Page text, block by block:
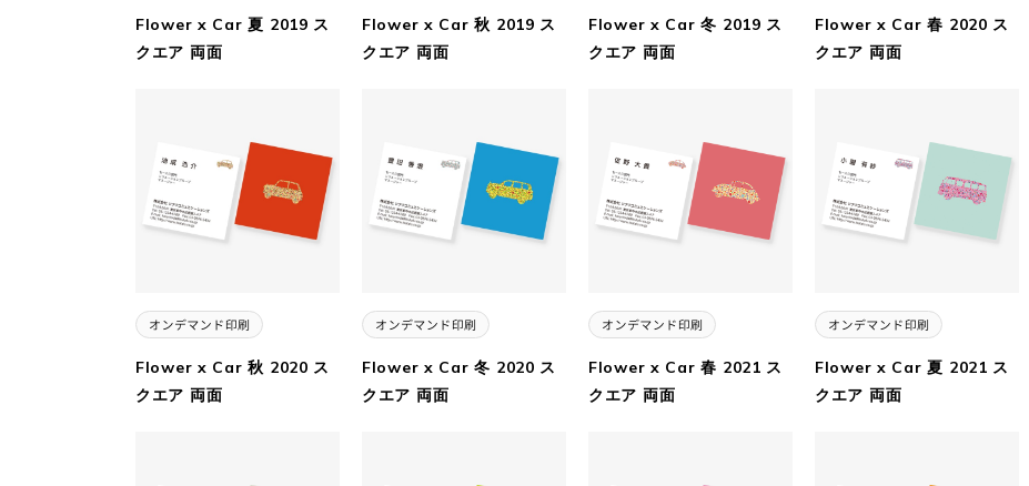
Flower x Car 夏 2019 ス
クエア 両面
Flower x Car 秋 2019 ス
クエア 両面
Flower x Car 冬 2019 ス
クエア 両面
Flower x Car 春 2020 ス
クエア 両面
Flower x Car 秋 2020 ス
クエア 両面
Flower x Car 冬 2020 ス
クエア 両面
Flower x Car 春 2021 ス
クエア 両面
Flower x Car 夏 2021 ス
クエア 両面